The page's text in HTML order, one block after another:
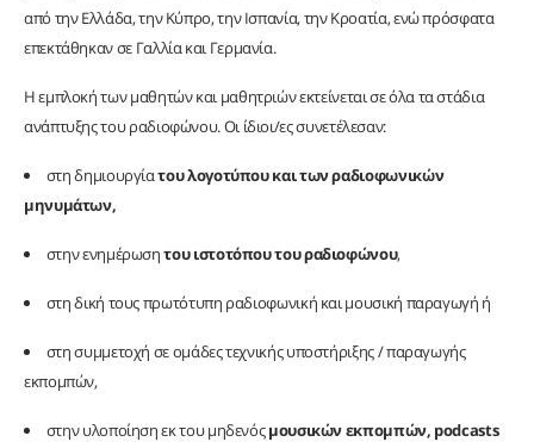
από την Ελλάδα, την Κύπρο, την Ισπανία, την Κροατία, ενώ πρόσφατα
επεκτάθηκαν σε Γαλλία και Γερμανία.
Η εμπλοκή των μαθητών και μαθητριών εκτείνεται σε όλα τα στάδια
ανάπτυξης του ραδιοφώνου. Οι ίδιοι/ες συνετέλεσαν:
στη δημιουργίατου λογοτύπου και των ραδιοφωνικών
μηνυμάτων,
στην ενημέρωσητου ιστοτόπου του ραδιοφώνου,
στη δική τους πρωτότυπη ραδιοφωνική και μουσική παραγωγή ή
στη συμμετοχή σε ομάδες τεχνικής υποστήριξης / παραγωγής
εκπομπών,
στην υλοποίηση εκ του μηδενόςμουσικών εκπομπών, podcasts